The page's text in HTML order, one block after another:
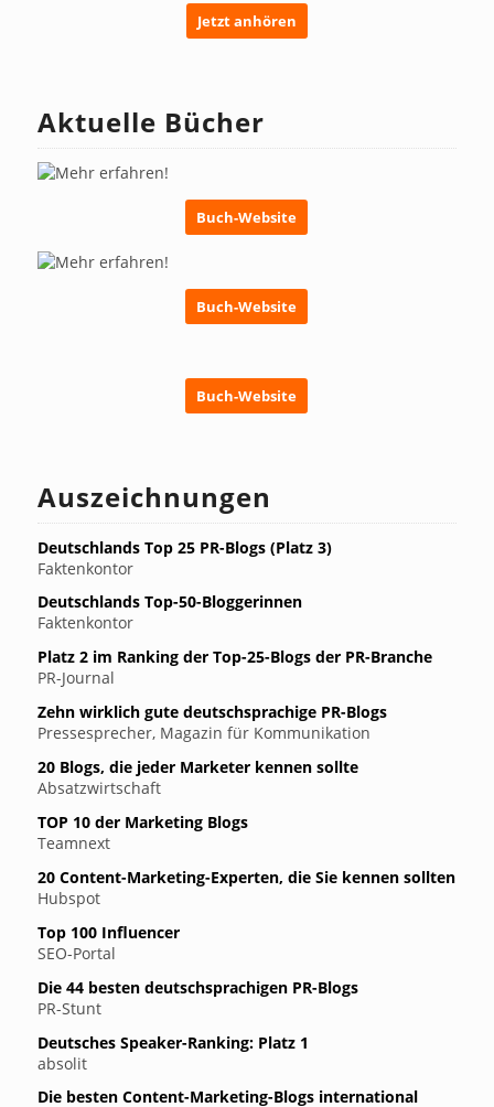
Jetzt anhören
Aktuelle Bücher
Buch-Website
Buch-Website
Buch-Website
Auszeichnungen
Deutschlands Top 25 PR-Blogs (Platz 3)
Faktenkontor
Deutschlands Top-50-Bloggerinnen
Faktenkontor
Platz 2 im Ranking der Top-25-Blogs der PR-Branche
PR-Journal
Zehn wirklich gute deutschsprachige PR-Blogs
Pressesprecher, Magazin für Kommunikation
20 Blogs, die jeder Marketer kennen sollte
Absatzwirtschaft
TOP 10 der Marketing Blogs
Teamnext
20 Content-Marketing-Experten, die Sie kennen sollten
Hubspot
Top 100 Influencer
SEO-Portal
Die 44 besten deutschsprachigen PR-Blogs
PR-Stunt
Deutsches Speaker-Ranking: Platz 1
absolit
Die besten Content-Marketing-Blogs international